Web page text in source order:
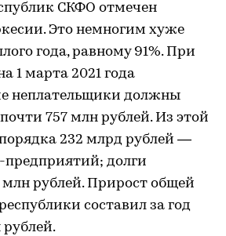
СКФО отмечен
Это немногим хуже
года, равному 91%. При
1 марта 2021 года
неплательщики должны
757 млн рублей. Из этой
232 млрд рублей —
долги
млн рублей. Прирост общей
составил за год